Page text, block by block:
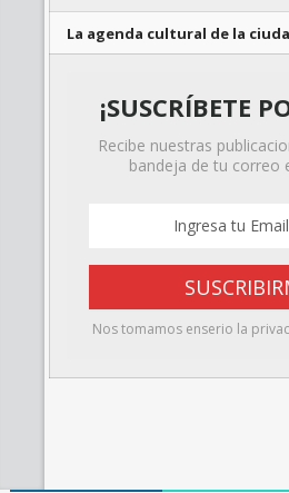
La agenda cultural de la
¡SUSCRÍBETE
Recibe nuestras
bandeja de tu correo
Nos tomamos enserio la